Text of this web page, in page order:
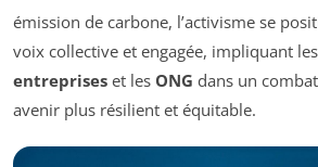
émission de carbone, l’activisme se
voix collective et engagée, impliquant les
entreprises et les ONG dans un
avenir plus résilient et équitable.